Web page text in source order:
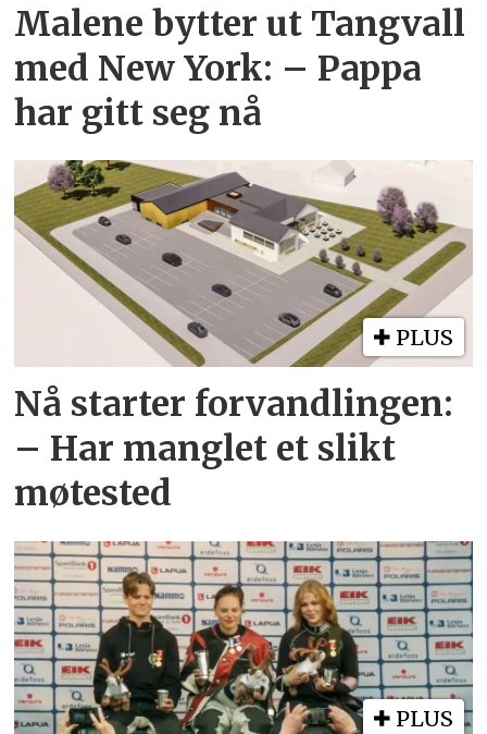
Malene bytter ut Tangvall
med New York: – Pappa
har gitt seg nå
PLUS
Nå starter forvandlingen:
– Har manglet et slikt
møtested
PLUS